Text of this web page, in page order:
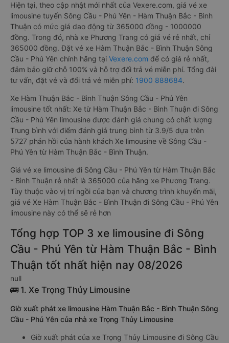
Hiện tại, theo cập nhật mới nhất của Vexere.com, giá vé xe
limousine tuyến Sông Cầu - Phú Yên - Hàm Thuận Bắc - Bình
Thuận có mức giá dao động từ 365000 đồng - 1000000
đồng. Trong đó, nhà xe Phương Trang có giá vé rẻ nhất, chỉ
365000 đồng. Đặt vé xe Hàm Thuận Bắc - Bình Thuận Sông
Cầu - Phú Yên chính hãng tại Vexere.com để có giá rẻ nhất,
đảm bảo giữ chỗ 100% và hỗ trợ đổi trả vé miễn phí. Tổng đài
tư vấn, đặt vé và đổi trả vé miễn phí: 1900 888684.
Xe Hàm Thuận Bắc - Bình Thuận Sông Cầu - Phú Yên
limousine tốt nhất: Xe từ Hàm Thuận Bắc - Bình Thuận đi Sông
Cầu - Phú Yên limousine được đánh giá chung có chất lượng
Trung bình với điểm đánh giá trung bình từ 3.9/5 dựa trên
5727 phản hồi của hành khách Xe limousine về Sông Cầu -
Phú Yên từ Hàm Thuận Bắc - Bình Thuận.
Giá vé xe limousine đi Sông Cầu - Phú Yên từ Hàm Thuận Bắc
- Bình Thuận rẻ nhất là 365000 của hãng xe Phương Trang.
Tùy thuộc vào vị trí ngồi của bạn và chương trình khuyến mãi,
giá vé Xe Hàm Thuận Bắc - Bình Thuận đi Sông Cầu - Phú Yên
limousine này có thể sẽ rẻ hơn
Tổng hợp TOP 3 xe limousine đi Sông
Cầu - Phú Yên từ Hàm Thuận Bắc - Bình
Thuận tốt nhất hiện nay 08/2026
null
🚌 1. Xe Trọng Thủy Limousine
Giờ xuất phát xe limousine Hàm Thuận Bắc - Bình Thuận Sông
Cầu - Phú Yên của nhà xe Trọng Thủy Limousine
Giờ xuất phát của xe Trọng Thủy Limousine đi Sông Cầu